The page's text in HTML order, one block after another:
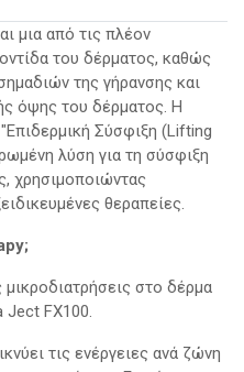
μια από τις πλέον
του δέρματος, καθώς
της γήρανσης και
όψης του δέρματος. Η
Σύσφιξη (Lifting
λύση για τη σύσφιξη
χρησιμοποιώντας
θεραπείες.
στο δέρμα
Ject FX100.
τις ενέργειες ανά ζώνη